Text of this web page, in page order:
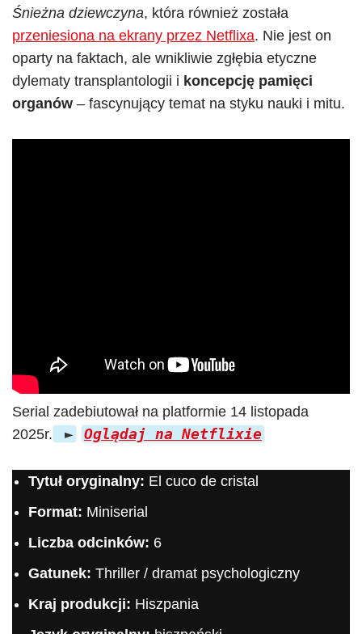
Śnieżna dziewczyna, która również została
przeniesiona na ekrany przez Netflixa. Nie jest on
oparty na faktach, ale wnikliwie zgłębia etyczne
dylematy transplantologii i koncepcję pamięci
organów – fascynujący temat na styku nauki i mitu.
Serial zadebiutował na platformie 14 listopada
2025r.
► Oglądaj na Netflixie
Tytuł oryginalny: El cuco de cristal
Format: Miniserial
Liczba odcinków: 6
Gatunek: Thriller / dramat psychologiczny
Kraj produkcji: Hiszpania